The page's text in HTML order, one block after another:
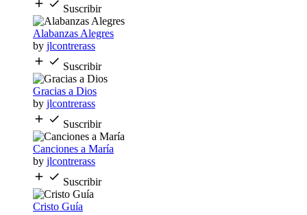
Suscribir
Alabanzas Alegres
by jlcontrerass
Suscribir
Gracias a Dios
by jlcontrerass
Suscribir
Canciones a María
by jlcontrerass
Suscribir
Cristo Guía